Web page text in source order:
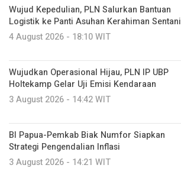
Wujud Kepedulian, PLN Salurkan Bantuan
Logistik ke Panti Asuhan Kerahiman Sentani
4 August 2026 - 18:10 WIT
Wujudkan Operasional Hijau, PLN IP UBP
Holtekamp Gelar Uji Emisi Kendaraan
3 August 2026 - 14:42 WIT
BI Papua-Pemkab Biak Numfor Siapkan
Strategi Pengendalian Inflasi
3 August 2026 - 14:21 WIT